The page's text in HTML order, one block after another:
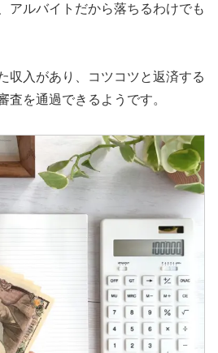
アルバイトだから落ちるわけでも
収入があり、コツコツと返済する
査を通過できるようです。